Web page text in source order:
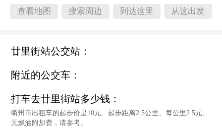
查看地图 搜索周边 到达这里 从这出发
廿里街站公交站：
附近的公交车：
打车去廿里街站多少钱：
衢州市出租车的起步价是10元、起步距离2.5公里、每公里2.5元、
无燃油附加费，请参考。